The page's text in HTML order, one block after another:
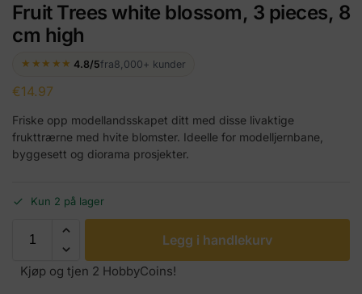
Fruit Trees white blossom, 3 pieces, 8
cm high
★★★★★ 4.8/5fra8,000+ kunder
€14.97
Friske opp modellandsskapet ditt med disse livaktige
frukttrærne med hvite blomster. Ideelle for modelljernbane,
byggesett og diorama prosjekter.
Kun 2 på lager
Legg i handlekurv
Kjøp og tjen 2 HobbyCoins!